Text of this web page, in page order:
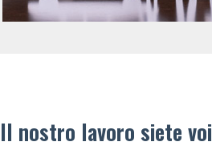
Il nostro lavoro siete voi